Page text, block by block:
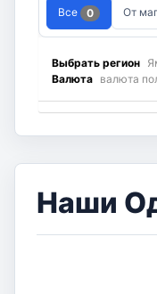
Все 0 От
Выбрать регион
Валюта валюта
Наши